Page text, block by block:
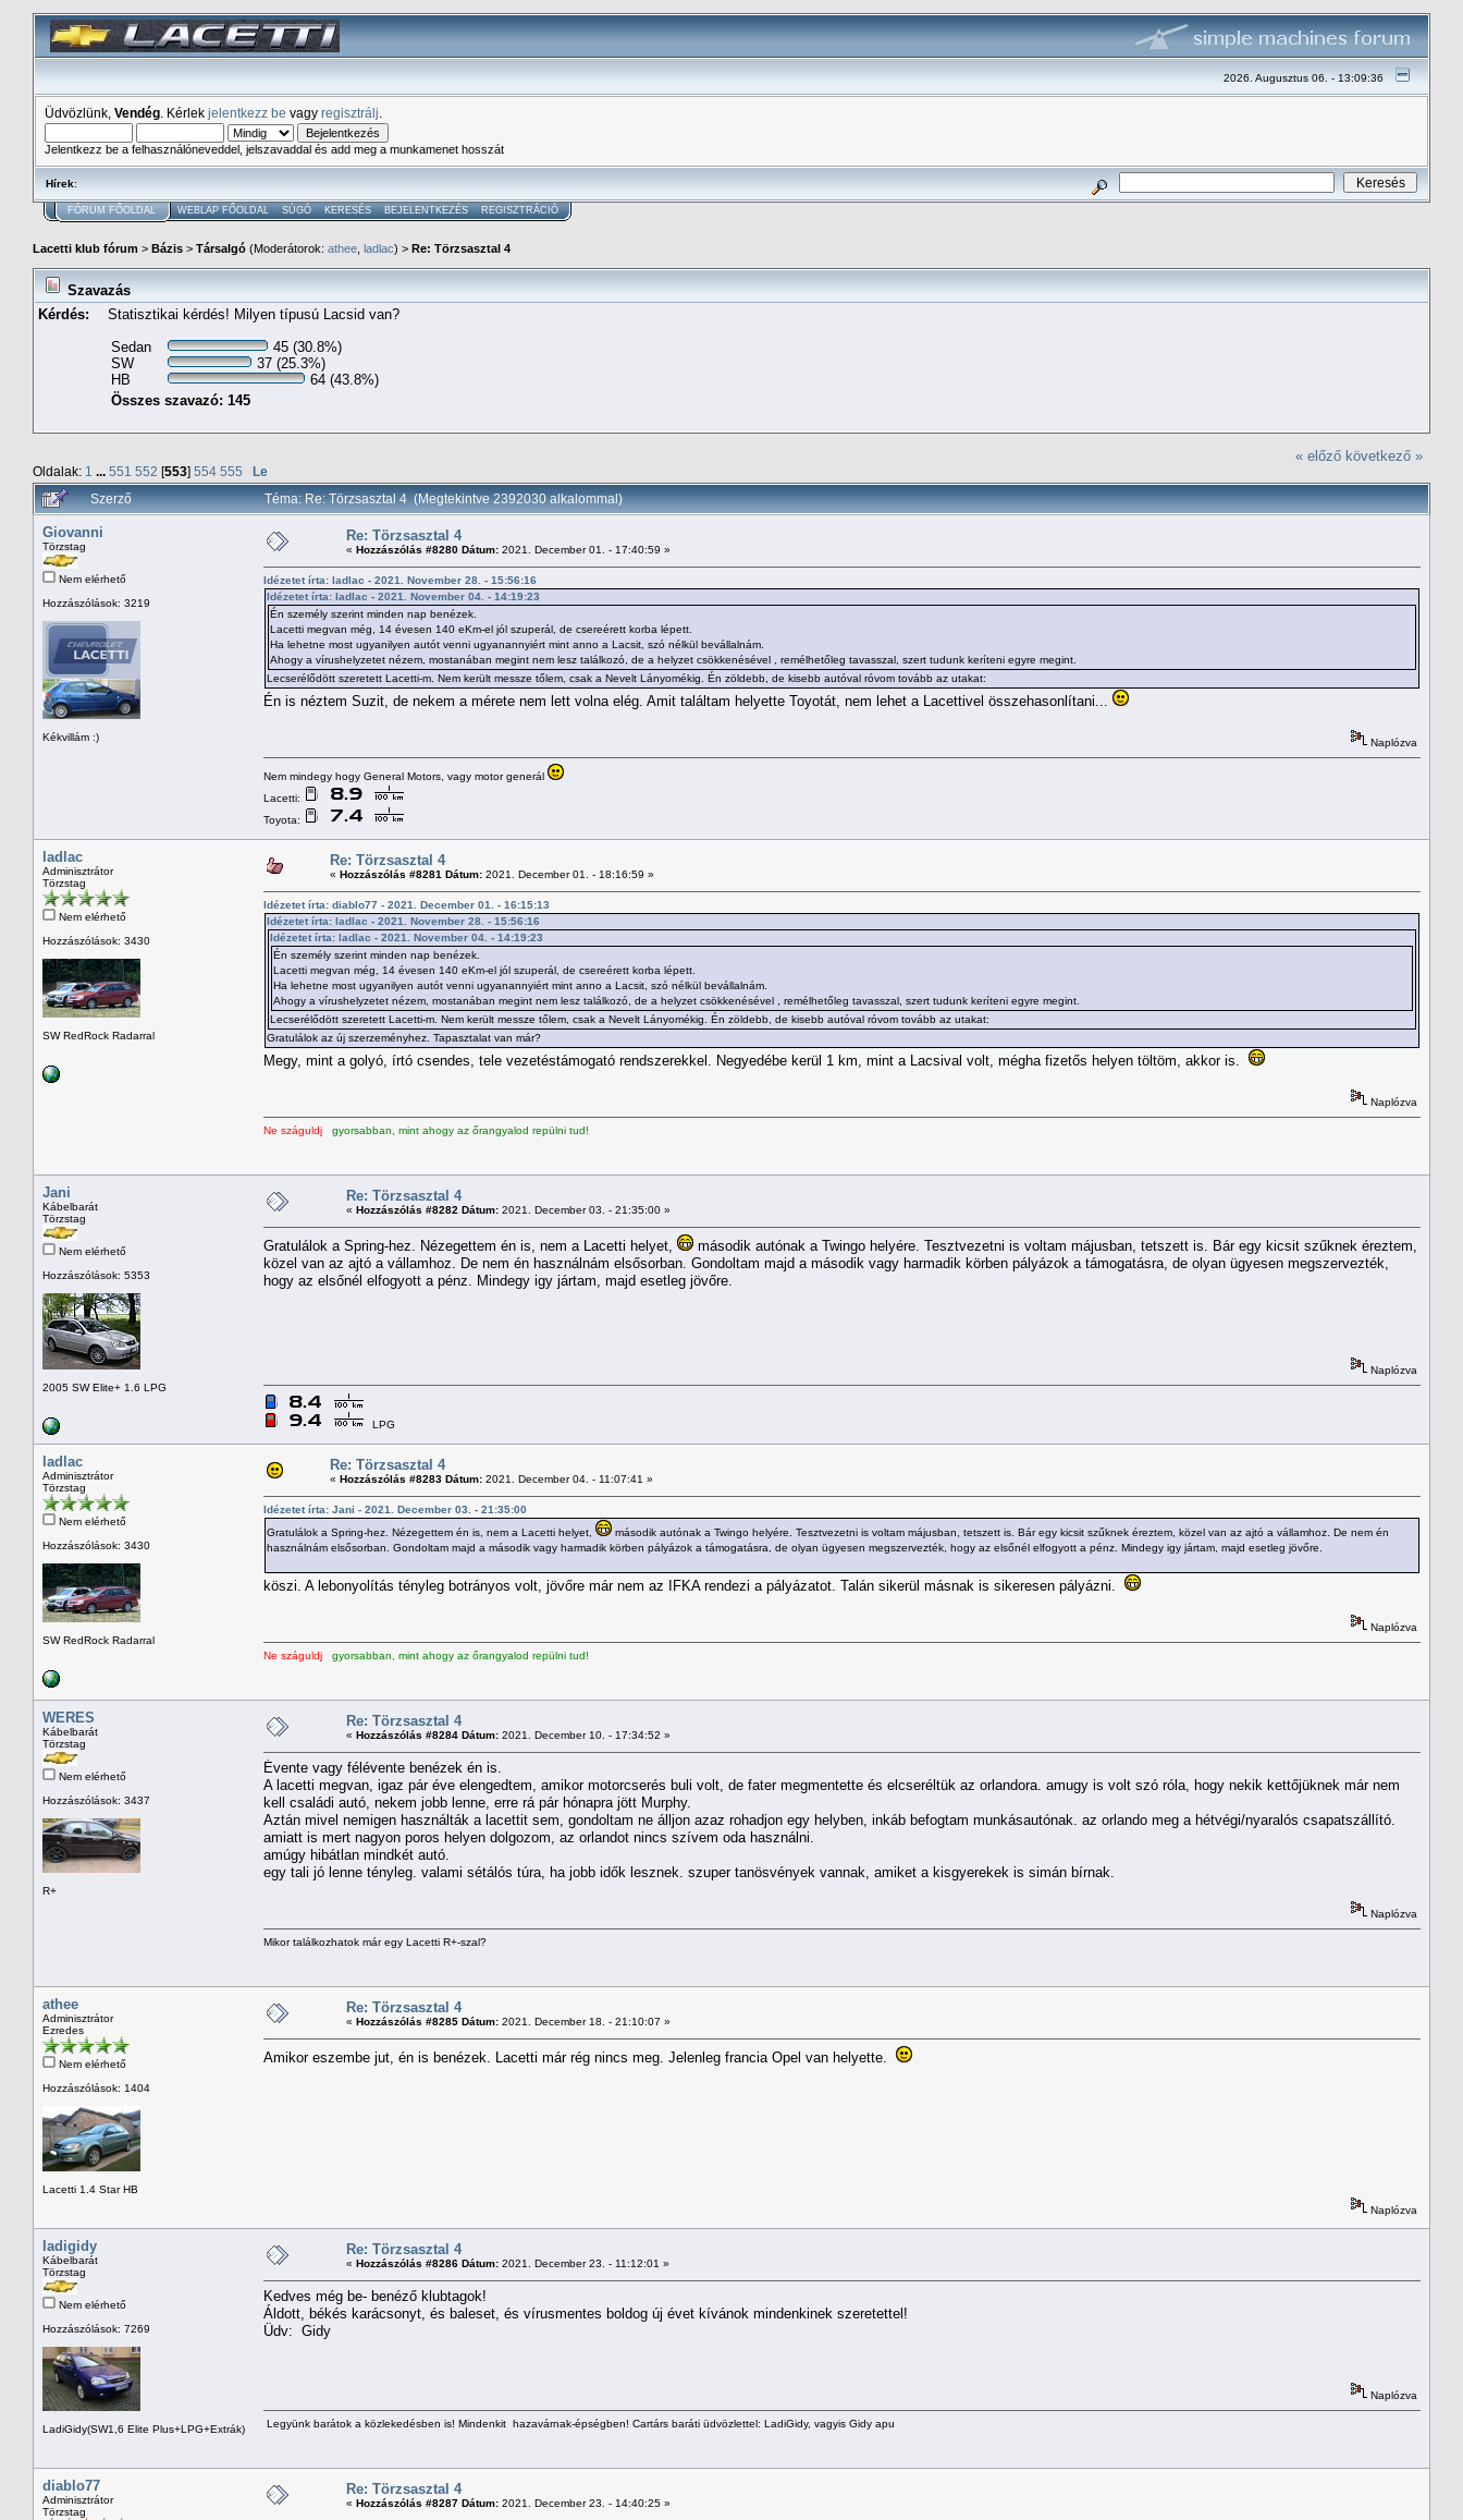
2026. Augusztus 06. - 13:09:36
Üdvözlünk, Vendég . Kérlek jelentkezz be vagy regisztrálj
Jelentkezz be a felhasználóneveddel, jelszavaddal és add meg a munkamenet hosszát
Hírek:
FÓRUM FŐOLDAL WEBLAP FŐOLDAL SÚGÓ KERESÉS BEJELENTKEZÉS REGISZTRÁCIÓ
Lacetti klub fórum > Bázis > Társalgó (Moderátorok: athee ladlac) > Re: Törzsasztal 4
Szavazás
Kérdés:
Statisztikai kérdés! Milyen típusú Lacsid van?
Sedan
45 (30.8%)
SW
37 (25.3%)
HB
64 (43.8%)
Összes szavazó: 145
Oldalak: 1 ... 551 552 [553] 554 555 Le
« előző következő »
Szerző Téma: Re: Törzsasztal 4 (Megtekintve 2392030 alkalommal)
Giovanni
Törzstag
Nem elérhető
Hozzászólások: 3219
Kékvillám :)
Re: Törzsasztal 4
« Hozzászólás #8280 Dátum: 2021. December 01. - 17:40:59 »
Idézetet írta: ladlac - 2021. November 28. - 15:56:16
Idézetet írta: ladlac - 2021. November 04. - 14:19:23
Én személy szerint minden nap benézek.
Lacetti megvan még, 14 évesen 140 eKm-el jól szuperál, de csereérett korba lépett.
Ha lehetne most ugyanilyen autót venni ugyanannyiért mint anno a Lacsit, szó nélkül bevállalnám.
Ahogy a vírushelyzetet nézem, mostanában megint nem lesz találkozó, de a helyzet csökkenésével , remélhetőleg tavasszal, szert tudunk keríteni egyre megint.
Lecserélődött szeretett Lacetti-m. Nem került messze tőlem, csak a Nevelt Lányomékig. Én zöldebb, de kisebb autóval róvom tovább az utakat:
Én is néztem Suzit, de nekem a mérete nem lett volna elég. Amit találtam helyette Toyotát, nem lehet a Lacettivel összehasonlítani...
Naplózva
Nem mindegy hogy General Motors, vagy motor generál
Lacetti:
Toyota:
ladlac
Adminisztrátor
Törzstag
Nem elérhető
Hozzászólások: 3430
SW RedRock Radarral
Re: Törzsasztal 4
« Hozzászólás #8281 Dátum: 2021. December 01. - 18:16:59 »
Idézetet írta: diablo77 - 2021. December 01. - 16:15:13
Idézetet írta: ladlac - 2021. November 28. - 15:56:16
Idézetet írta: ladlac - 2021. November 04. - 14:19:23
Én személy szerint minden nap benézek.
Lacetti megvan még, 14 évesen 140 eKm-el jól szuperál, de csereérett korba lépett.
Ha lehetne most ugyanilyen autót venni ugyanannyiért mint anno a Lacsit, szó nélkül bevállalnám.
Ahogy a vírushelyzetet nézem, mostanában megint nem lesz találkozó, de a helyzet csökkenésével , remélhetőleg tavasszal, szert tudunk keríteni egyre megint.
Lecserélődött szeretett Lacetti-m. Nem került messze tőlem, csak a Nevelt Lányomékig. Én zöldebb, de kisebb autóval róvom tovább az utakat:
Gratulálok az új szerzeményhez. Tapasztalat van már?
Megy, mint a golyó, írtó csendes, tele vezetéstámogató rendszerekkel. Negyedébe kerül 1 km, mint a Lacsival volt, mégha fizetős helyen töltöm, akkor is.
Naplózva
Ne száguldj gyorsabban, mint ahogy az őrangyalod repülni tud!
Jani
Kábelbarát
Törzstag
Nem elérhető
Hozzászólások: 5353
2005 SW Elite+ 1.6 LPG
Re: Törzsasztal 4
« Hozzászólás #8282 Dátum: 2021. December 03. - 21:35:00 »
Gratulálok a Spring-hez. Nézegettem én is, nem a Lacetti helyet,
második autónak a Twingo helyére. Tesztvezetni is voltam májusban, tetszett is. Bár egy kicsit szűknek éreztem,
közel van az ajtó a vállamhoz. De nem én használnám elsősorban. Gondoltam majd a második vagy harmadik körben pályázok a támogatásra, de olyan ügyesen megszervezték,
hogy az elsőnél elfogyott a pénz. Mindegy igy jártam, majd esetleg jövőre.
Naplózva
LPG
ladlac
Adminisztrátor
Törzstag
Nem elérhető
Hozzászólások: 3430
SW RedRock Radarral
Re: Törzsasztal 4
« Hozzászólás #8283 Dátum: 2021. December 04. - 11:07:41 »
Idézetet írta: Jani - 2021. December 03. - 21:35:00
Gratulálok a Spring-hez. Nézegettem én is, nem a Lacetti helyet,
második autónak a Twingo helyére. Tesztvezetni is voltam májusban, tetszett is. Bár egy kicsit szűknek éreztem, közel van az ajtó a vállamhoz. De nem én
használnám elsősorban. Gondoltam majd a második vagy harmadik körben pályázok a támogatásra, de olyan ügyesen megszervezték, hogy az elsőnél elfogyott a pénz. Mindegy igy jártam, majd esetleg jövőre.
köszi. A lebonyolítás tényleg botrányos volt, jövőre már nem az IFKA rendezi a pályázatot. Talán sikerül másnak is sikeresen pályázni.
Naplózva
Ne száguldj gyorsabban, mint ahogy az őrangyalod repülni tud!
WERES
Kábelbarát
Törzstag
Nem elérhető
Hozzászólások: 3437
R+
Re: Törzsasztal 4
« Hozzászólás #8284 Dátum: 2021. December 10. - 17:34:52 »
Évente vagy félévente benézek én is.
A lacetti megvan, igaz pár éve elengedtem, amikor motorcserés buli volt, de fater megmentette és elcseréltük az orlandora. amugy is volt szó róla, hogy nekik kettőjüknek már nem
kell családi autó, nekem jobb lenne, erre rá pár hónapra jött Murphy.
Aztán mivel nemigen használták a lacettit sem, gondoltam ne álljon azaz rohadjon egy helyben, inkáb befogtam munkásautónak. az orlando meg a hétvégi/nyaralós csapatszállító.
amiatt is mert nagyon poros helyen dolgozom, az orlandot nincs szívem oda használni.
amúgy hibátlan mindkét autó.
egy tali jó lenne tényleg. valami sétálós túra, ha jobb idők lesznek. szuper tanösvények vannak, amiket a kisgyerekek is simán bírnak.
Naplózva
Mikor találkozhatok már egy Lacetti R+-szal?
athee
Adminisztrátor
Ezredes
Nem elérhető
Hozzászólások: 1404
Lacetti 1.4 Star HB
Re: Törzsasztal 4
« Hozzászólás #8285 Dátum: 2021. December 18. - 21:10:07 »
Amikor eszembe jut, én is benézek. Lacetti már rég nincs meg. Jelenleg francia Opel van helyette.
Naplózva
ladigidy
Kábelbarát
Törzstag
Nem elérhető
Hozzászólások: 7269
LadiGidy(SW1,6 Elite Plus+LPG+Extrák)
Re: Törzsasztal 4
« Hozzászólás #8286 Dátum: 2021. December 23. - 11:12:01 »
Kedves még be- benéző klubtagok!
Áldott, békés karácsonyt, és baleset, és vírusmentes boldog új évet kívánok mindenkinek szeretettel!
Üdv: Gidy
Naplózva
Legyünk barátok a közlekedésben is! Mindenkit hazavárnak-épségben! Cartárs baráti üdvözlettel: LadiGidy, vagyis Gidy apu
diablo77
Adminisztrátor
Törzstag
Re: Törzsasztal 4
« Hozzászólás #8287 Dátum: 2021. December 23. - 14:40:25 »